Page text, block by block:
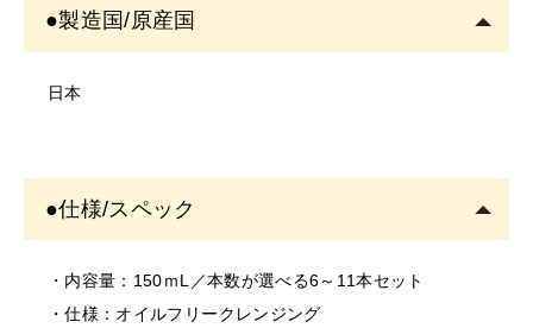
＜ご使用について＞
・お肌に異常があるときは使用をしないでください。
を中止し、専門医にご相談されることをおすすめしま
す。
そのまま使用を続けますと、悪化する恐れがありま
す。
●製造国/原産国
日本
●仕様/スペック
・内容量：150ｍL／本数が選べる6～11本セット
・仕様：オイルフリークレンジング